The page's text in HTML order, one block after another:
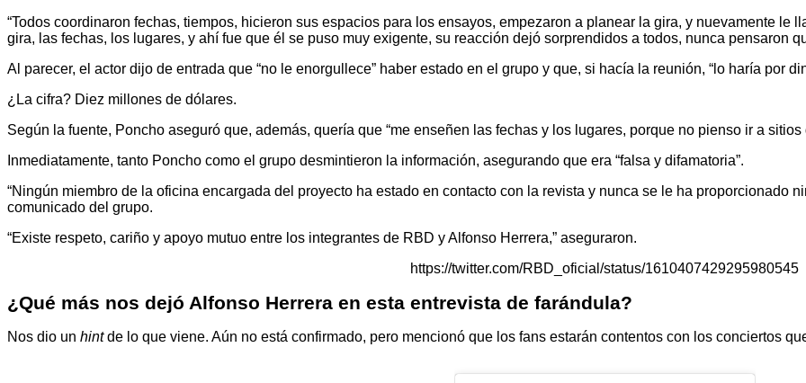
“Todos coordinaron fechas, tiempos, hicieron sus espacios para los ensayos, empezaron a planear la gira, y nuevamente le
gira, las fechas, los lugares, y ahí fue que él se puso muy exigente, su reacción dejó sorprendidos a todos, nunca pensaron
Al parecer, el actor dijo de entrada que “no le enorgullece” haber estado en el grupo y que, si hacía la reunión, “lo haría por
¿La cifra? Diez millones de dólares.
Según la fuente, Poncho aseguró que, además, quería que “me enseñen las fechas y los lugares, porque no pienso ir a
Inmediatamente, tanto Poncho como el grupo desmintieron la información, asegurando que era “falsa y difamatoria”.
“Ningún miembro de la oficina encargada del proyecto ha estado en contacto con la revista y nunca se le ha proporcionado
comunicado del grupo.
“Existe respeto, cariño y apoyo mutuo entre los integrantes de RBD y Alfonso Herrera,” aseguraron.
https://twitter.com/RBD_oficial/status/1610407429295980545
¿Qué más nos dejó Alfonso Herrera en esta entrevista de farándula?
Nos dio un hintde lo que viene. Aún no está confirmado, pero mencionó que los fans estarán contentos con los conciertos